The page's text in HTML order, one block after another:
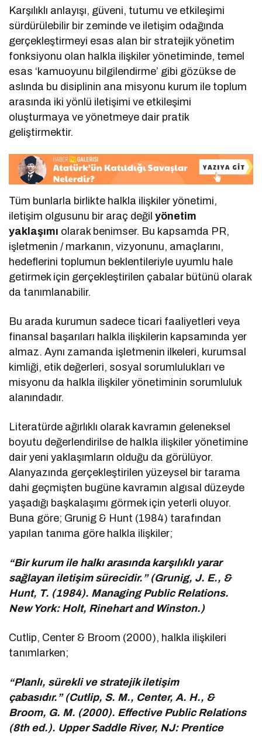
Karşılıklı anlayışı, güveni, tutumu ve etkileşimi
sürdürülebilir bir zeminde ve iletişim odağında
gerçekleştirmeyi esas alan bir stratejik yönetim
fonksiyonu olan halkla ilişkiler yönetiminde, temel
esas ‘kamuoyunu bilgilendirme’ gibi gözükse de
aslında bu disiplinin ana misyonu kurum ile toplum
arasında iki yönlü iletişimi ve etkileşimi
oluşturmaya ve yönetmeye dair pratik
geliştirmektir.
Tüm bunlarla birlikte halkla ilişkiler yönetimi,
iletişim olgusunu bir araç değilyönetim
yaklaşımı olarak benimser. Bu kapsamda PR,
işletmenin / markanın, vizyonunu, amaçlarını,
hedeflerini toplumun beklentileriyle uyumlu hale
getirmek için gerçekleştirilen çabalar bütünü olarak
da tanımlanabilir.
Bu arada kurumun sadece ticari faaliyetleri veya
finansal başarıları halkla ilişkilerin kapsamında yer
almaz. Aynı zamanda işletmenin ilkeleri, kurumsal
kimliği, etik değerleri, sosyal sorumlulukları ve
misyonu da halkla ilişkiler yönetiminin sorumluluk
alanındadır.
Literatürde ağırlıklı olarak kavramın geleneksel
boyutu değerlendirilse de halkla ilişkiler yönetimine
dair yeni yaklaşımların olduğu da görülüyor.
Alanyazında gerçekleştirilen yüzeysel bir tarama
dahi geçmişten bugüne kavramın algısal düzeyde
yaşadığı başkalaşımı görmek için yeterli oluyor.
Buna göre; Grunig & Hunt (1984) tarafından
yapılan tanıma göre halkla ilişkiler;
“Bir kurum ile halkı arasında karşılıklı yarar
sağlayan iletişim sürecidir.” (Grunig, J. E., &
Hunt, T. (1984). Managing Public Relations.
New York: Holt, Rinehart and Winston.)
Cutlip, Center & Broom (2000), halkla ilişkileri
tanımlarken;
“Planlı, sürekli ve stratejik iletişim
çabasıdır.” (Cutlip, S. M., Center, A. H., &
Broom, G. M. (2000). Effective Public Relations
(8th ed.). Upper Saddle River, NJ: Prentice